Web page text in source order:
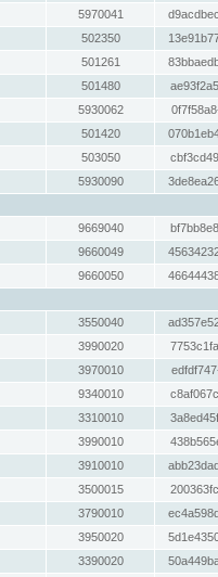
5970041
502350
501261
501480
5930062
501420
503050
5930090
9669040
9660049
9660050
3550040
3990020
3970010
9340010
3310010
3990010
3910010
3500015
3790010
3950020
3390020